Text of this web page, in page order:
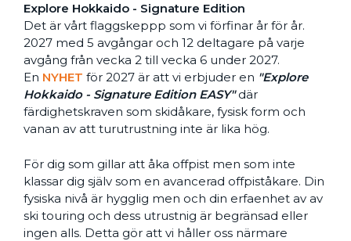
Explore Hokkaido - Signature Edition
Det är vårt flaggskeppp som vi förfinar år för år.
2027 med 5 avgångar och 12 deltagare på varje
avgång från vecka 2 till vecka 6 under 2027.
En NYHET för 2027 är att vi erbjuder en "Explore
Hokkaido - Signature Edition EASY"där
färdighetskraven som skidåkare, fysisk form och
vanan av att turutrustning inte är lika hög.
För dig som gillar att åka offpist men som inte
klassar dig själv som en avancerad offpiståkare. Din
fysiska nivå är hygglig men och din erfaenhet av av
ski touring och dess utrustnig är begränsad eller
ingen alls. Detta gör att vi håller oss närmare